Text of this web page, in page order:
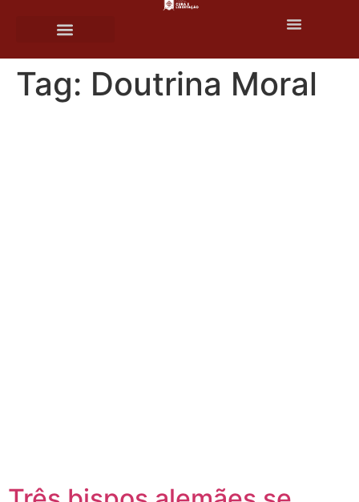
Tag: Doutrina Moral